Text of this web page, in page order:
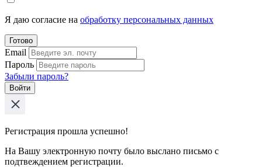
Я даю согласие на обработку персональных данных
Готово
Email
Пароль
Забыли пароль?
Войти
Регистрация прошла успешно!
На Вашу электронную почту было выслано письмо с
подтвеждением регистрации.